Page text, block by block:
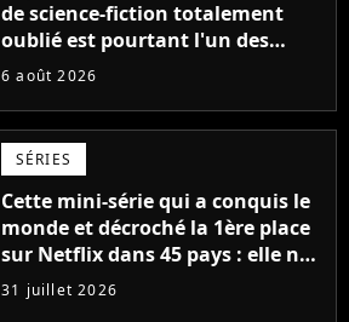
de science-fiction totalement
oublié est pourtant l'un des
meilleurs des années 2010
6 août 2026
SÉRIES
Cette mini-série qui a conquis le
monde et décroché la 1ère place
sur Netflix dans 45 pays : elle ne
compte que 10 épisodes et c'est
un phénomène mondial
31 juillet 2026